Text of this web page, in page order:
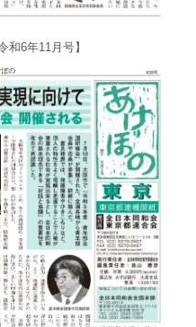
和6年11月号】